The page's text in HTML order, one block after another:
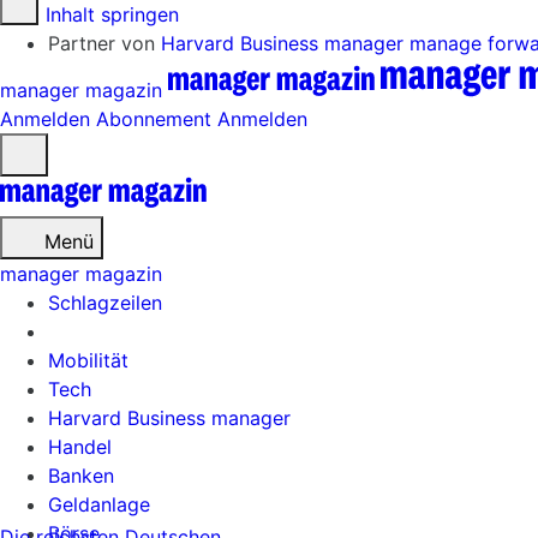
Zum Inhalt springen
Partner von Harvard Business manager manage
manager magazin
Anmelden Abonnement Anmelden
öffnen
Menü
Schlagzeilen
Mobilität
Tech
Harvard Business manager
Handel
Banken
Geldanlage
Börse
manager magazin